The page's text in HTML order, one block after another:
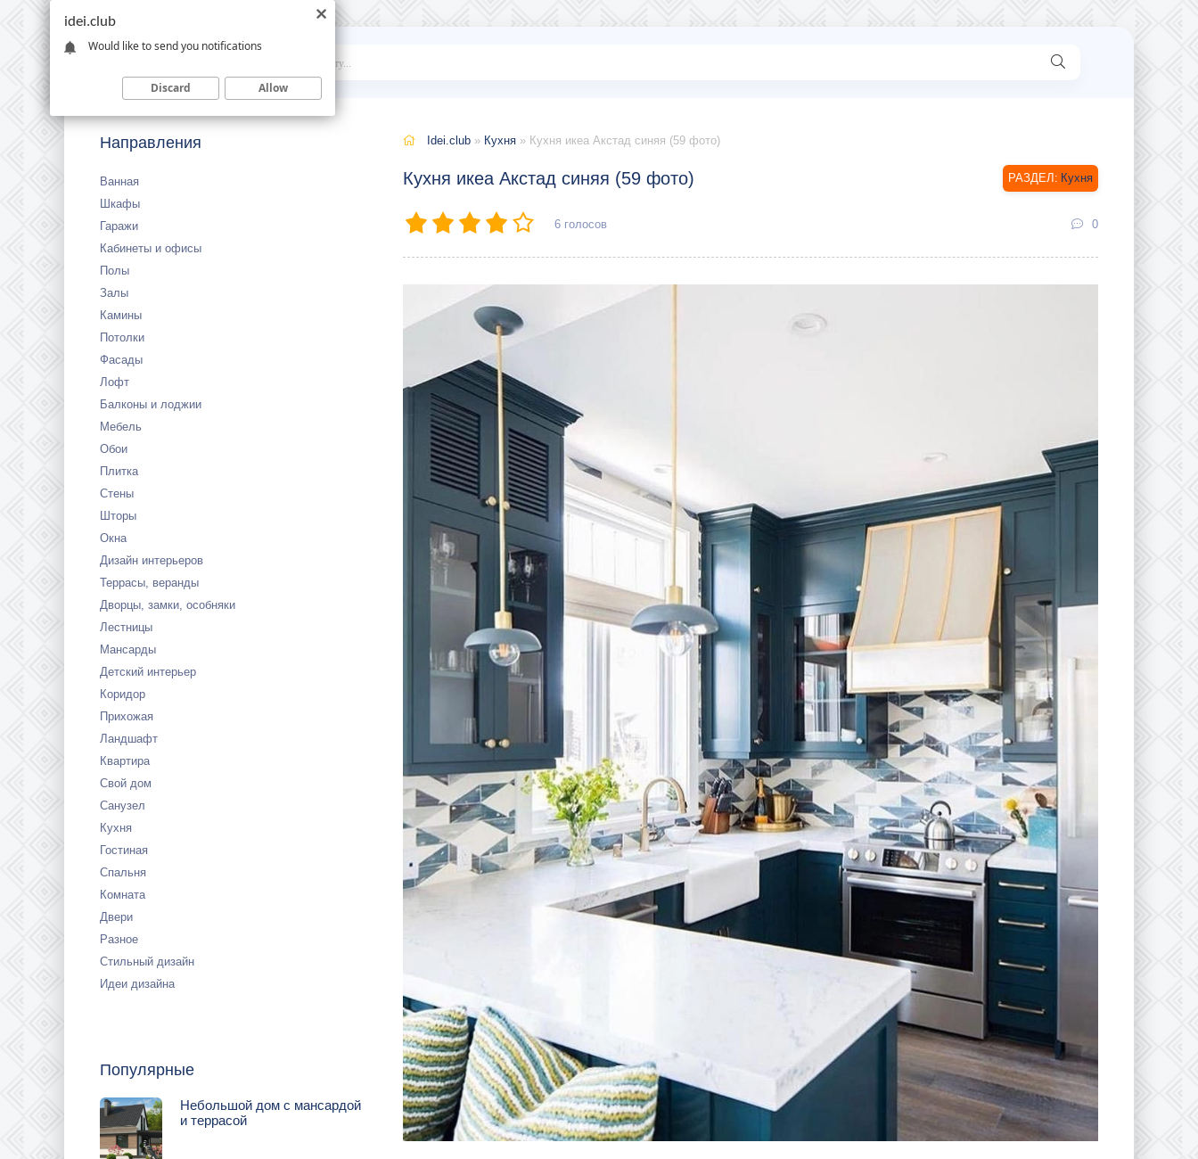
Idei
Направления
Ванная
Шкафы
Гаражи
Кабинеты и офисы
Полы
Залы
Камины
Потолки
Фасады
Лофт
Балконы и лоджии
Мебель
Обои
Плитка
Стены
Шторы
Окна
Дизайн интерьеров
Террасы, веранды
Дворцы, замки, особняки
Лестницы
Мансарды
Детский интерьер
Коридор
Прихожая
Ландшафт
Квартира
Свой дом
Санузел
Кухня
Гостиная
Спальня
Комната
Двери
Разное
Стильный дизайн
Идеи дизайна
Популярные
Небольшой дом с мансардой
и террасой
Idei.club » Кухня » Кухня икеа Акстад синяя (59 фото)
Кухня икеа Акстад синяя (59 фото) Кухня
6 голосов 0
idei.club
Would like to send you notifications
Discard Allow